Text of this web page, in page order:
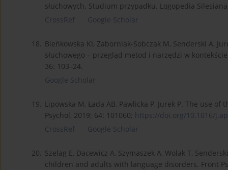
słuchowych. Studium przypadku. Logopedia
CrossRef
Google Scholar
18. Bieńkowska KI, Zaborniak-Sobczak M, Senderski A,
słuchowego – przegląd metod i narzędzi w
36: 103–24.
Google Scholar
19. Lipowska M, Łada AB, Pawlicka P, Jurek P. The use
Psychol, 2019; 64: 101060; https://doi.org/10.1016/
CrossRef
Google Scholar
20. Szelag E, Dacewicz A, Szymaszek A, Wolak T,
children and adults with language disorders. Front